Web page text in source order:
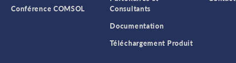
Conférence COMSOL
Consultants
Documentation
Téléchargement Produit